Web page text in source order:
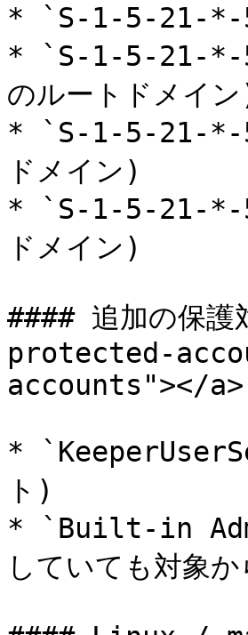
* `S-1-5-21-*-
* `S-1-5-21-*-
のルートドメイ
* `S-1-5-21-*-
ドメイン)
* `S-1-5-21-*-
ドメイン)
#### 追加の保
protected-
accounts"></a>
*
ト)
* `Built-in
していても対象